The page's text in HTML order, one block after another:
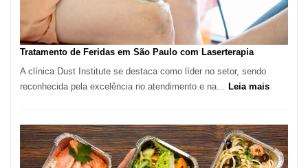
com
Crescimento
Recorde
9,9%
Tratamento de Feridas em São Paulo com Laserterapia
A clínica Dust Institute se destaca como líder no setor, sendo
reconhecida pela excelência no atendimento e na… Leia mais:
Feridas
em
São